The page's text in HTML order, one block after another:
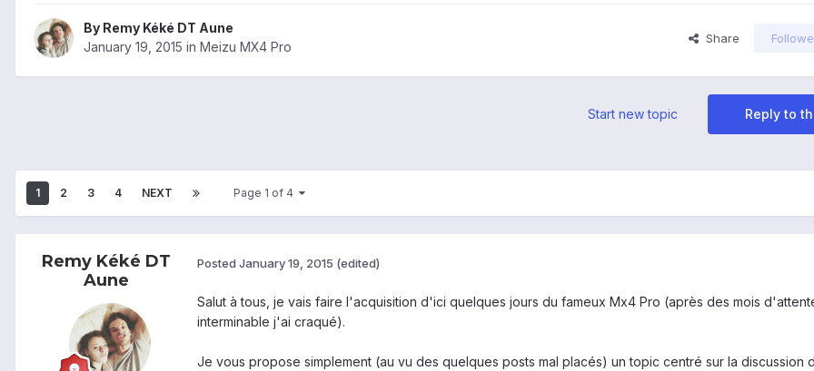
By Remy Kéké DT Aune
January 19, 2015 in Meizu MX4 Pro
Share
Reply to
Start new topic
1 2 3 4 NEXT Page 1 of 4
Remy Kéké DT
Aune
Posted January 19, 2015 (edited)
Salut à tous, je vais faire l'acquisition d'ici quelques jours du fameux Mx4 Pro (après des mois
interminable j'ai craqué).
Je vous propose simplement (au vu des quelques posts mal placés) un topic centré sur la discussion